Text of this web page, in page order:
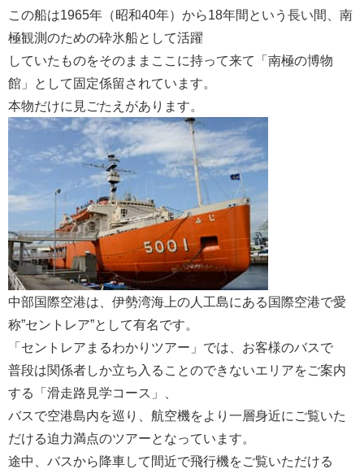
この船は1965年（昭和40年）から18年間という長い間、南
極観測のための砕氷船として活躍
していたものをそのままここに持って来て「南極の博物
館」として固定係留されています。
本物だけに見ごたえがあります。
中部国際空港は、伊勢湾海上の人工島にある国際空港で愛
称”セントレア”として有名です。
「セントレアまるわかりツアー」では、お客様のバスで
普段は関係者しか立ち入ることのできないエリアをご案内
する「滑走路見学コース」、
バスで空港島内を巡り、航空機をより一層身近にご覧いた
だける迫力満点のツアーとなっています。
途中、バスから降車して間近で飛行機をご覧いただける